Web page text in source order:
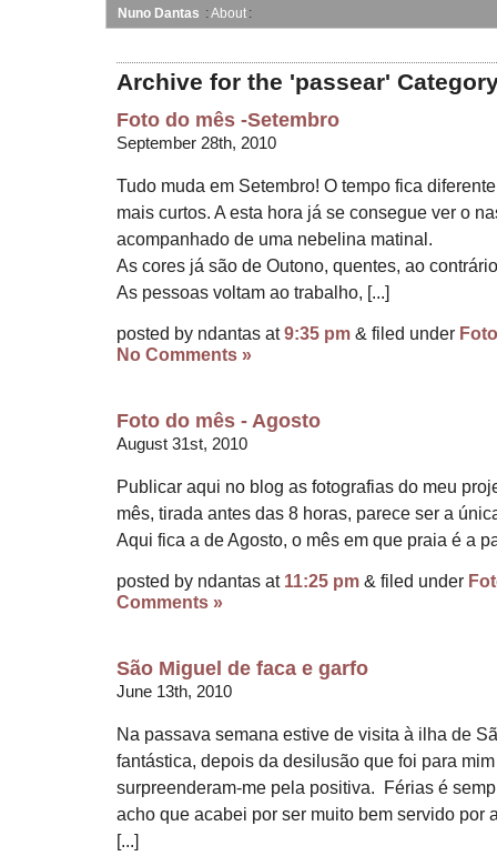
Nuno Dantas About
Archive for the 'passear'
Foto do mês -Setembro
September 28th, 2010
Tudo muda em Setembro! O tempo fica
mais curtos. A esta hora já se consegue ver o
acompanhado de uma nebelina matinal.
As cores já são de Outono, quentes, ao
As pessoas voltam ao trabalho, [...]
posted by ndantas at9:35 pm& filed under Foto
No Comments »
Foto do mês - Agosto
August 31st, 2010
Publicar aqui no blog as fotografias do meu
mês, tirada antes das 8 horas, parece ser a
Aqui fica a de Agosto, o mês em que praia é a
posted by ndantas at 11:25 pm& filed under
Comments »
São Miguel de faca e garfo
June 13th, 2010
Na passava semana estive de visita à ilha de
fantástica, depois da desilusão que foi para
surpreenderam-me pela positiva. Férias é
acho que acabei por ser muito bem servido
[...]